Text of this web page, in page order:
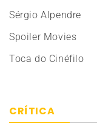
Sérgio Alpendre
Spoiler Movies
Toca do Cinéfilo
CRÍTICA